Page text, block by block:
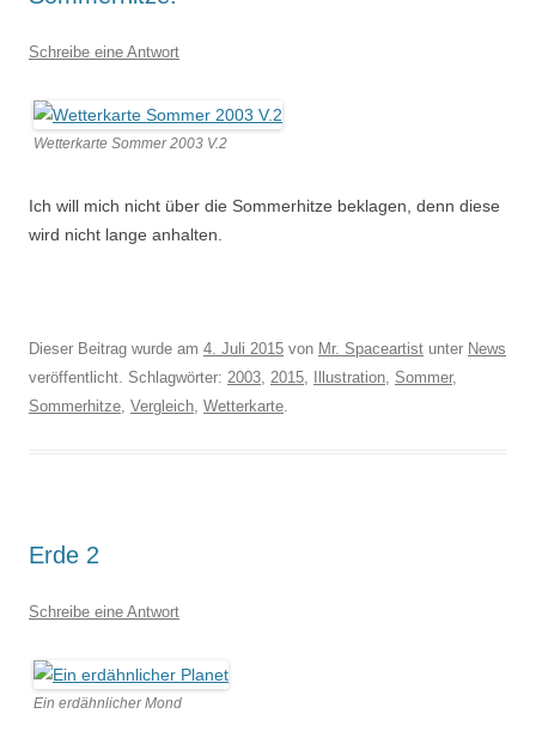
Schreibe eine Antwort
Wetterkarte Sommer 2003 V.2
Ich will mich nicht über die Sommerhitze beklagen, denn diese
wird nicht lange anhalten.
Dieser Beitrag wurde am 4. Juli 2015 von Mr. Spaceartist unter News
veröffentlicht. Schlagwörter: 2003, 2015, Illustration, Sommer,
Sommerhitze, Vergleich, Wetterkarte.
Erde 2
Schreibe eine Antwort
Ein erdähnlicher Mond